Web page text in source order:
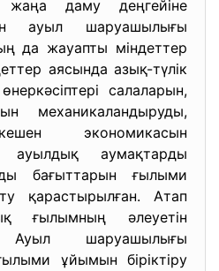
даму деңгейіне
ауыл шаруашылығы
да жауапты міндеттер
аясында азық-түлік
салаларын,
механикаландыруды,
экономикасын
аумақтарды
бағыттарын ғылыми
қарастырылған. Атап
ғылымның әлеуетін
шаруашылығы
ұйымын біріктіру